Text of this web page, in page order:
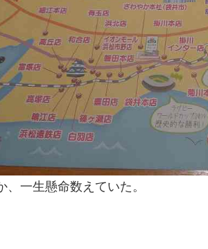
、一生懸命数えていた。